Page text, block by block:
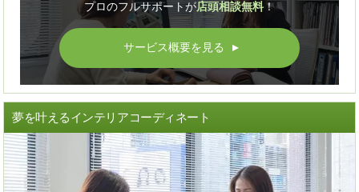
プロのフルサポートが店頭相談無料！
サービス概要を見る ▲
夢を叶えるインテリアコーディネート